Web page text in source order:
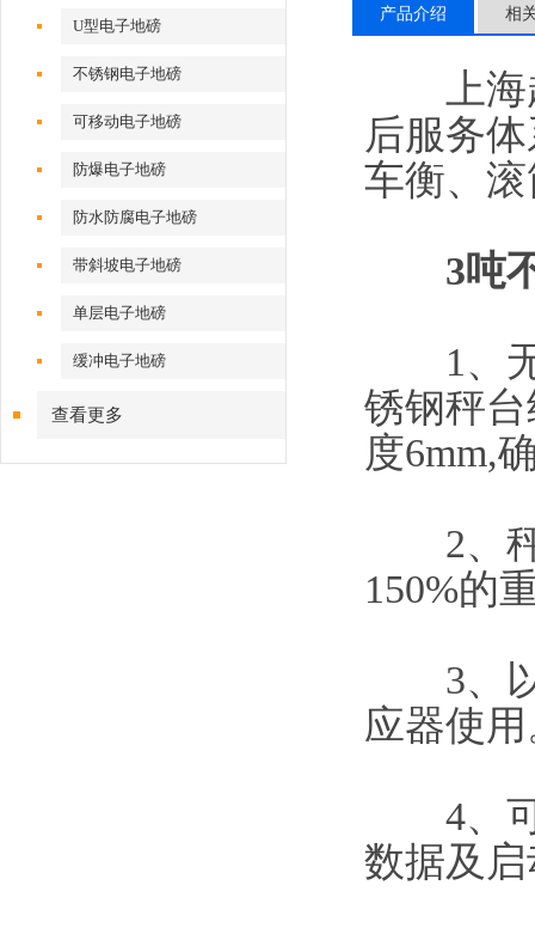
U型电子地磅
不锈钢电子地磅
可移动电子地磅
防爆电子地磅
防水防腐电子地磅
带斜坡电子地磅
单层电子地磅
缓冲电子地磅
查看更多
产品介绍 相
上海越
后服务
车衡、
3吨
1、无
锈钢秤
度6mm,
2、秤
150%的
3、以
应器使
4、可
数据及